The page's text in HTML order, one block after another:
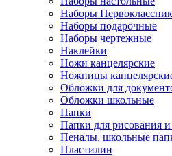
Наборы
Наборы подарочные
Наборы чертежные
Наклейки
Ножи канцелярские
Ножницы
Обложки для
Обложки школьные
Папки
Папки для рисования и
Пеналы, школьные
Пластилин